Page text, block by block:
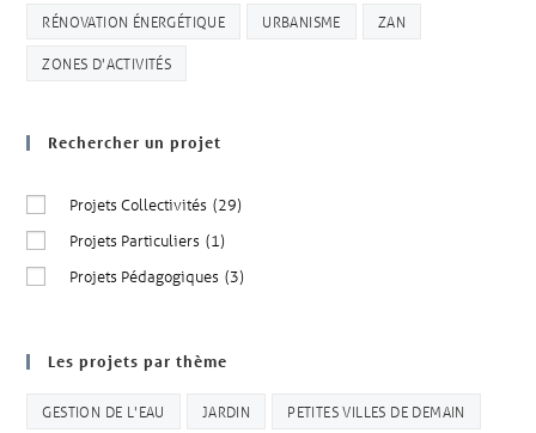
RÉNOVATION ÉNERGÉTIQUE URBANISME ZAN
ZONES D'ACTIVITÉS
Rechercher un projet
Projets Collectivités (29)
Projets Particuliers (1)
Projets Pédagogiques (3)
Les projets par thème
GESTION DE L'EAU JARDIN PETITES VILLES DE DEMAIN